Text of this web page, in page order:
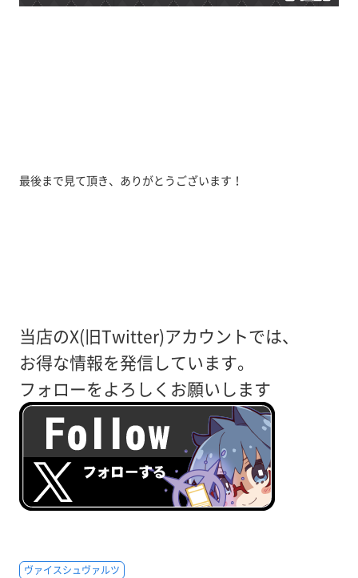
最後まで見て頂き、ありがとうございます！
当店のX(旧Twitter)アカウントでは、
お得な情報を発信しています。
フォローをよろしくお願いします
ヴァイスシュヴァルツ